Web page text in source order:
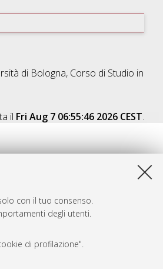
con il tuo consenso.
degli utenti.
di profilazione".
di Bologna, Corso di Studio in
il Fri Aug 7 06:55:46 2026 CEST.